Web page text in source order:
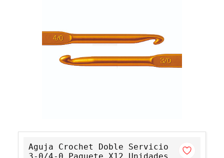
Aguja Crochet Doble Servicio